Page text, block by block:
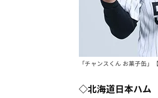
「チャンスくん お菓子缶」
◇北海道日本ハム